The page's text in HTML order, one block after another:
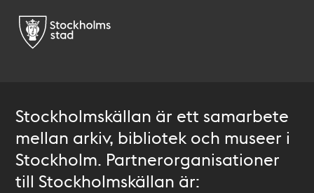
Stockholmskällan är ett samarbete
mellan arkiv, bibliotek och museer i
Stockholm. Partnerorganisationer
till Stockholmskällan är: